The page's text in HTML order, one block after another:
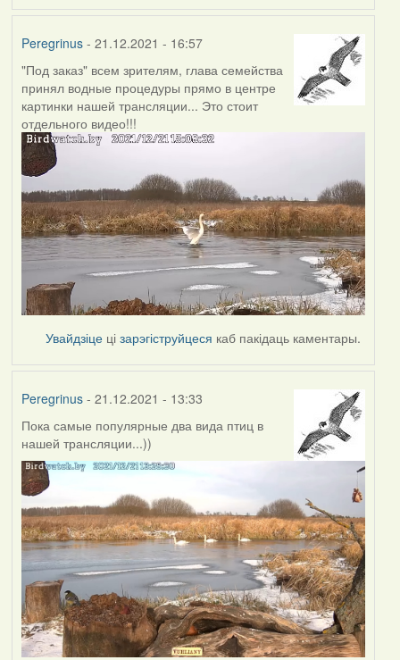
Peregrinus- 21.12.2021 - 16:57
"Под заказ" всем зрителям, глава семейства
принял водные процедуры прямо в центре
картинки нашей трансляции... Это стоит
отдельного видео!!!
Увайдзіце цізарэгіструйцеся каб пакідаць каментары.
Peregrinus- 21.12.2021 - 13:33
Пока самые популярные два вида птиц в
нашей трансляции...))